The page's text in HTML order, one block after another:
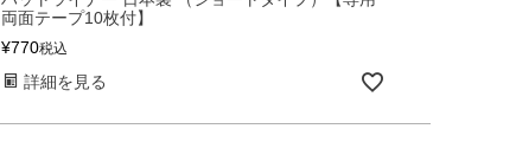
両面テープ10枚付】
¥770税込
詳細を見る